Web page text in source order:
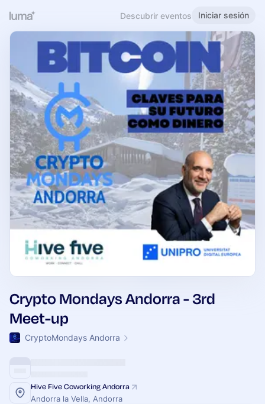
Descubrir eventos Iniciar sesión
Crypto Mondays Andorra - 3rd
Meet-up
CryptoMondays Andorra
Hive Five Coworking Andorra
Andorra la Vella, Andorra